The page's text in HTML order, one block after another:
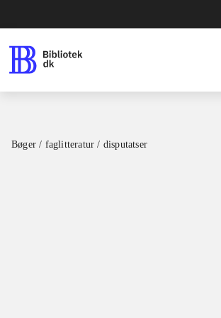
Bøger / faglitteratur / disputatser